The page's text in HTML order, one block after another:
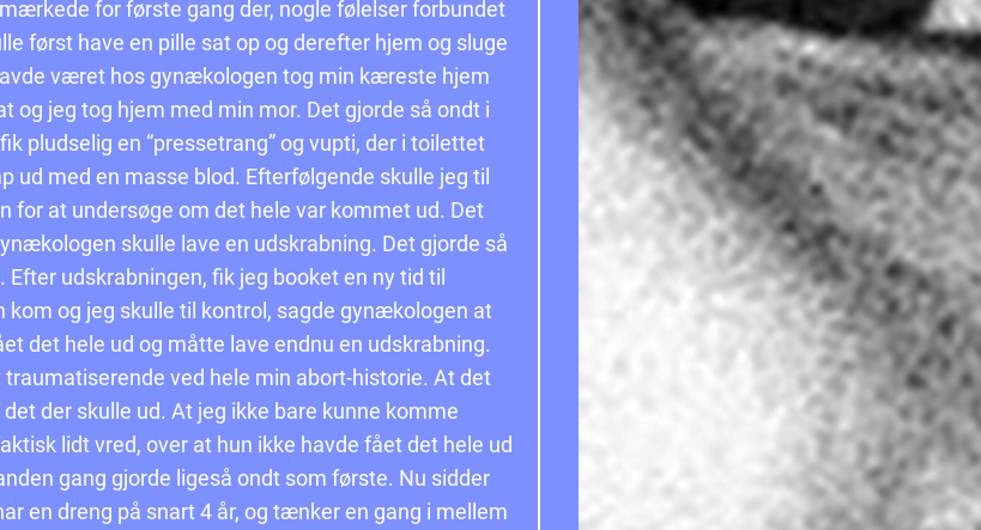
for første gang der, nogle følelser forbundet
først have en pille sat op og derefter hjem og sluge
været hos gynækologen tog min kæreste hjem
og jeg tog hjem med min mor. Det gjorde så ondt i
pludselig en “pressetrang” og vupti, der i toilettet
ud med en masse blod. Efterfølgende skulle jeg til
for at undersøge om det hele var kommet ud. Det
skulle lave en udskrabning. Det gjorde så
udskrabningen, fik jeg booket en ny tid til
kom og jeg skulle til kontrol, sagde gynækologen at
det hele ud og måtte lave endnu en udskrabning.
traumatiserende ved hele min abort-historie. At det
det der skulle ud. At jeg ikke bare kunne komme
lidt vred, over at hun ikke havde fået det hele ud
gang gjorde ligeså ondt som første. Nu sidder
en dreng på snart 4 år, og tænker en gang i mellem